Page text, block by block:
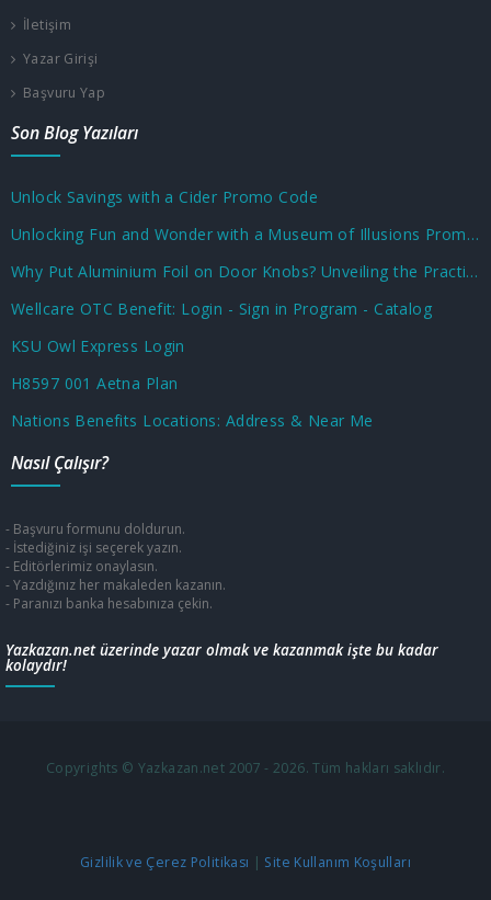
İletişim
Yazar Girişi
Başvuru Yap
Son Blog Yazıları
Unlock Savings with a Cider Promo Code
Unlocking Fun and Wonder with a Museum of Illusions Promo Code
Why Put Aluminium Foil on Door Knobs? Unveiling the Practical and Unusual Uses
Wellcare OTC Benefit: Login - Sign in Program - Catalog
KSU Owl Express Login
H8597 001 Aetna Plan
Nations Benefits Locations: Address & Near Me
Nasıl Çalışır?
- Başvuru formunu doldurun.
- İstediğiniz işi seçerek yazın.
- Editörlerimiz onaylasın.
- Yazdığınız her makaleden kazanın.
- Paranızı banka hesabınıza çekin.
Yazkazan.net üzerinde yazar olmak ve kazanmak işte bu kadar
kolaydır!
Copyrights © Yazkazan.net 2007 - 2026. Tüm hakları saklıdır.
Gizlilik ve Çerez Politikası | Site Kullanım Koşulları